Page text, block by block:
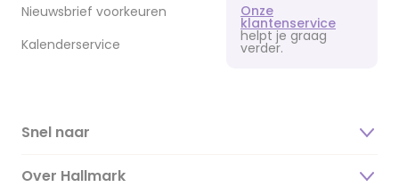
Nieuwsbrief voorkeuren
Kalenderservice
Onze
klantenservice
helpt je graag
verder.
Snel naar
Over Hallmark